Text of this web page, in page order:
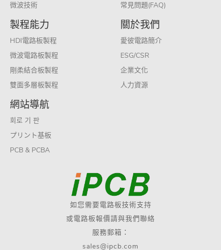
微波技術
常見問題(FAQ)
製程能力
HDI電路板製程
微波電路板製程
剛柔結合板製程
雙面多層板製程
關於我們
愛彼電路簡介
ESG/CSR
企業文化
人力資源
網站導航
회로 기 판
プリント基板
PCB & PCBA
如您需要電路板技術支持
或電路板報價請與我們聯絡
服務郵箱：
sales@ipcb.com